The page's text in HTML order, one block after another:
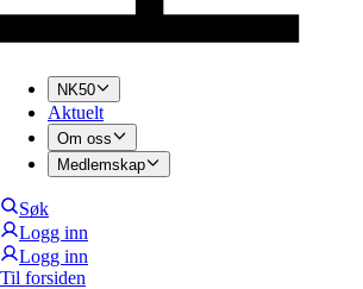
NK50
Aktuelt
Om oss
Medlemskap
Søk
Logg inn
Logg inn
Til forsiden